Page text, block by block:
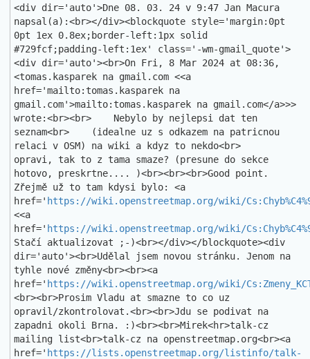
<div dir='auto'>Dne 08. 03. 24 v 9:47 Jan Macura
napsal(a):<br></div><blockquote style='margin:0pt
0pt 1ex 0.8ex;border-left:1px solid
#729fcf;padding-left:1ex' class='-wm-gmail_quote'>
<div dir='auto'><br>On Fri, 8 Mar 2024 at 08:36,
<tomas.kasparek na gmail.com <<a
href='mailto:tomas.kasparek na
gmail.com'>mailto:tomas.kasparek na gmail.com</a>>>
wrote:<br><br>    Nebylo by nejlepsi dat ten
seznam<br>    (idealne uz s odkazem na patricnou
relaci v OSM) na wiki a kdyz to nekdo<br>
opravi, tak to z tama smaze? (presune do sekce
hotovo, preskrtne.... )<br><br><br>Good point.
Zřejmě už to tam kdysi bylo: <a
href=' https://wiki.openstreetmap.org/wiki/
<<a
href=' https://wiki.openstreetmap.org/wiki/
Stačí aktualizovat ;-)<br></div></blockquote><div
dir='auto'><br>Udělal jsem novou stránku. Jenom na
tyhle nové změny<br><br><a
href=' https://wiki.openstreetmap.org/wiki/
<br><br>Prosim Vladu at smazne to co uz
opravil/zkontrolovat.<br><br>Jdu se podivat na
zapadni okoli Brna. :)<br><br>Mirek<hr>talk-cz
mailing list<br>talk-cz na openstreetmap.org<br><a
href=' https://lists.openstreetmap.org/listinfo/talk-